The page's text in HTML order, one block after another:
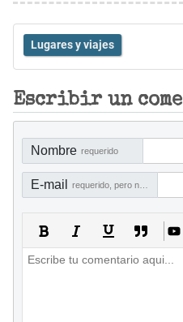
Lugares y viajes
Escribir un
Nombre requerido
E-mail